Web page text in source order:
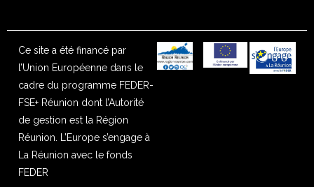
Ce site a été financé par
l’Union Européenne dans le
cadre du programme FEDER-
FSE+ Réunion dont l’Autorité
de gestion est la Région
Réunion. L’Europe s’engage à
La Réunion avec le fonds
FEDER